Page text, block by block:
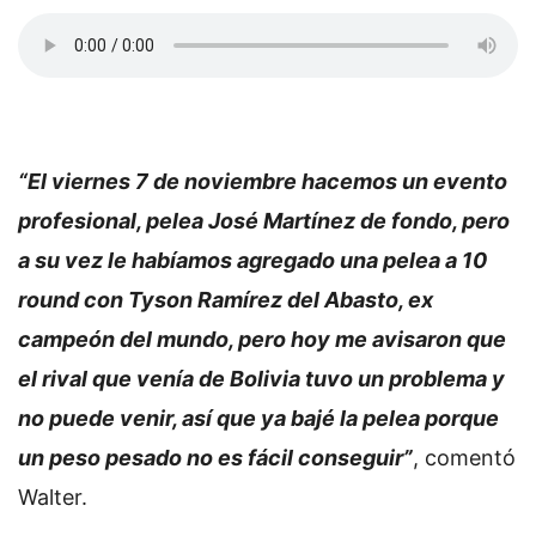
“El viernes 7 de noviembre hacemos un evento
profesional, pelea José Martínez de fondo, pero
a su vez le habíamos agregado una pelea a 10
round con Tyson Ramírez del Abasto, ex
campeón del mundo, pero hoy me avisaron que
el rival que venía de Bolivia tuvo un problema y
no puede venir, así que ya bajé la pelea porque
un peso pesado no es fácil conseguir”, comentó
Walter.